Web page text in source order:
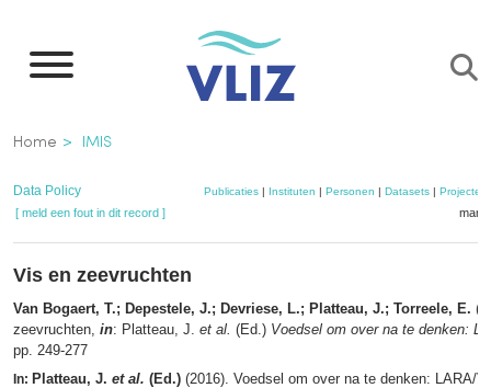
naar
inhoud
gaan
Kruimelpad
Home IMIS
Data Policy Publicaties| Instituten | Personen | Datasets| Projecten
[ meld een fout in dit record ]
Vis en zeevruchten
Van Bogaert, T.; Depestele, J.; Devriese, L.; Platteau, J.; Torreele, E.
zeevruchten, in: Platteau, J. et al. (Ed.) Voedsel om over na te denken:
pp. 249-277
In: Platteau, J. et al. (Ed.) (2016). Voedsel om over na te denken: LARA/